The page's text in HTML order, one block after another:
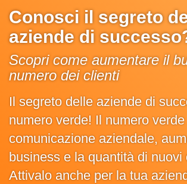
Conosci il segreto
aziende di
Scopri come aumentare il
numero dei clienti
Il segreto delle aziende di
numero verde! Il numero
comunicazione aziendale,
business e la quantità di nuovi
Attivalo anche per la tua